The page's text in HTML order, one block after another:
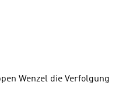
Wenzel die Verfolgung